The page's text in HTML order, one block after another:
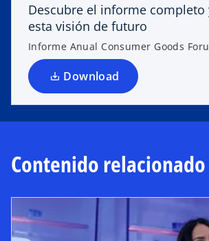
Descubre el informe completo
esta visión de futuro
Informe Anual Consumer Goods
Download
u
n
a
e
a
u
v
Contenido relacionado